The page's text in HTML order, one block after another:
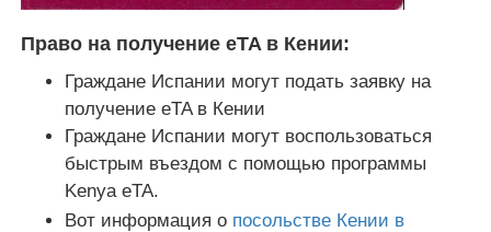
Право на получение eTA в Кении:
Граждане Испании могут подать заявку на
получение eTA в Кении
Граждане Испании могут воспользоваться
быстрым въездом с помощью программы
Kenya eTA.
Вот информация о посольстве Кении в